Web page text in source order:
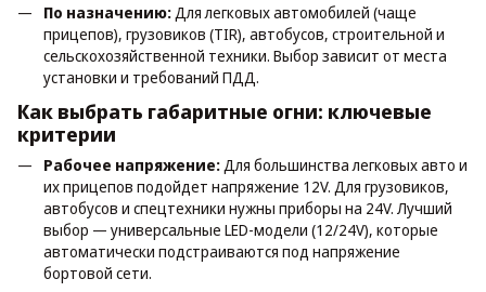
По назначению: Для легковых автомобилей (чаще
прицепов), грузовиков (TIR), автобусов, строительной и
сельскохозяйственной техники. Выбор зависит от места
установки и требований ПДД.
Как выбрать габаритные огни: ключевые
критерии
Рабочее напряжение:Для большинства легковых авто и
их прицепов подойдет напряжение 12V. Для грузовиков,
автобусов и спецтехники нужны приборы на 24V. Лучший
выбор — универсальные LED-модели (12/24V), которые
автоматически подстраиваются под напряжение
бортовой сети.